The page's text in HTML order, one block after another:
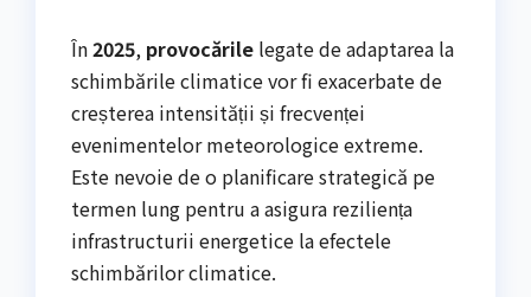
În2025, provocările legate de adaptarea la
schimbările climatice vor fi exacerbate de
creșterea intensității și frecvenței
evenimentelor meteorologice extreme.
Este nevoie de o planificare strategică pe
termen lung pentru a asigura reziliența
infrastructurii energetice la efectele
schimbărilor climatice.